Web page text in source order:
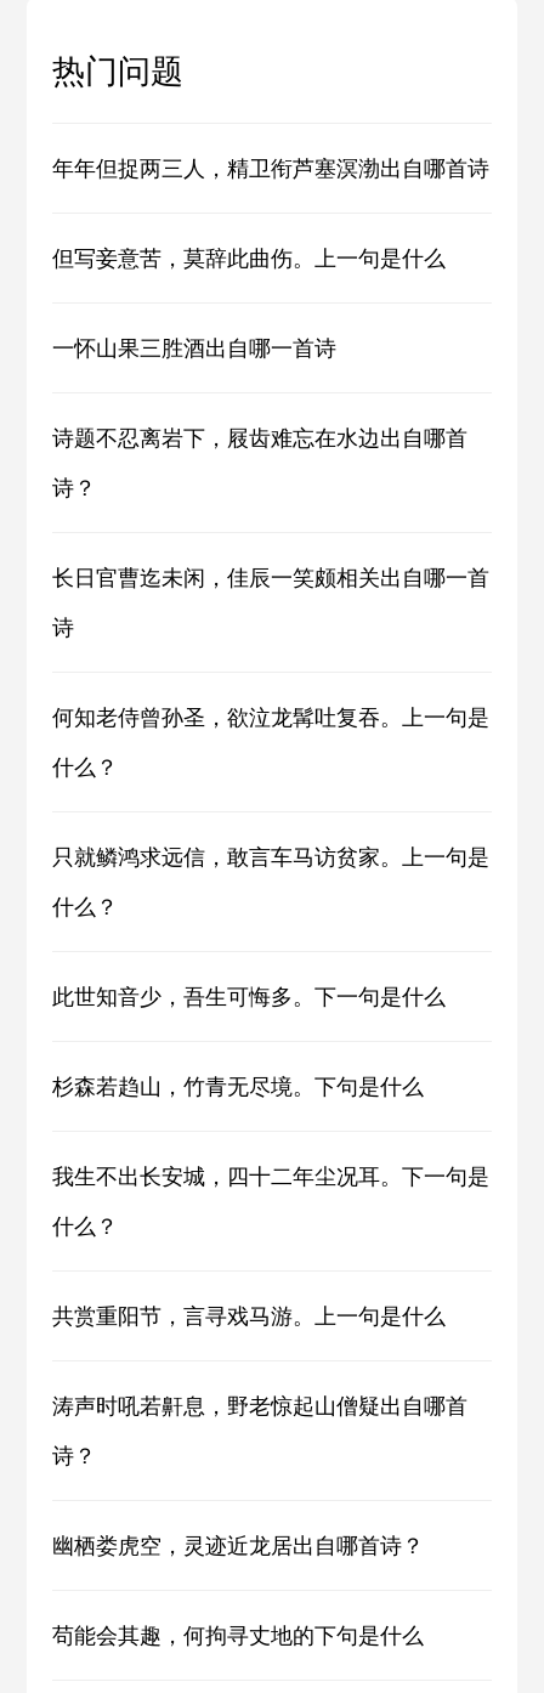
热门问题
年年但捉两三人，精卫衔芦塞溟渤出自哪首诗
但写妾意苦，莫辞此曲伤。上一句是什么
一怀山果三胜酒出自哪一首诗
诗题不忍离岩下，屐齿难忘在水边出自哪首
诗？
长日官曹迄未闲，佳辰一笑颇相关出自哪一首
诗
何知老侍曾孙圣，欲泣龙髯吐复吞。上一句是
什么？
只就鳞鸿求远信，敢言车马访贫家。上一句是
什么？
此世知音少，吾生可悔多。下一句是什么
杉森若趋山，竹青无尽境。下句是什么
我生不出长安城，四十二年尘况耳。下一句是
什么？
共赏重阳节，言寻戏马游。上一句是什么
涛声时吼若鼾息，野老惊起山僧疑出自哪首
诗？
幽栖娄虎空，灵迹近龙居出自哪首诗？
苟能会其趣，何拘寻丈地的下句是什么